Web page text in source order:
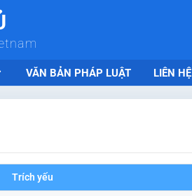
VĂN BẢN PHÁP LUẬT LIÊN HỆ
Trích yếu